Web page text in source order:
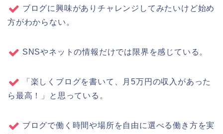
ブログに興味がありチャレンジしてみたいけど始め
方がわからない。
SNSやネットの情報だけでは限界を感じている。
「楽しくブログを書いて、月5万円の収入があった
ら最高！」と思っている。
ブログで働く時間や場所を自由に選べる働き方を実